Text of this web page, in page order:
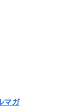
マガ